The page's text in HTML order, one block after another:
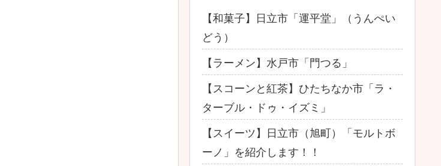
【和菓子】日立市「運平堂」（うんぺい
どう）
【ラーメン】水戸市「門つる」
【スコーンと紅茶】ひたちなか市「ラ・
ターブル・ドゥ・イズミ」
【スイーツ】日立市（旭町）「モルトボ
ーノ」を紹介します！！